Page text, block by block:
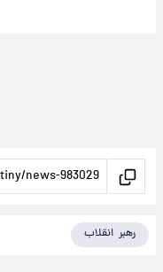
رهبر انقلاب